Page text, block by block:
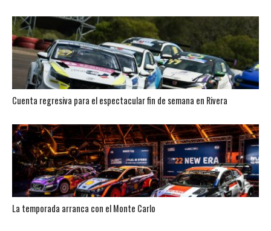
Cuenta regresiva para el espectacular fin de semana en Rivera
La temporada arranca con el Monte Carlo